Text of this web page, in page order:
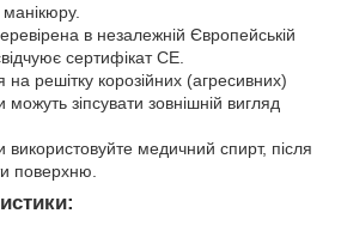
в незалежній Європейській
сертифікат СЕ.
решітку корозійних (агресивних)
можуть зіпсувати зовнішній вигляд
медичний спирт, після
поверхню.